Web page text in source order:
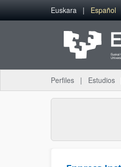
Saltar al contenido principal
Euskara Español
Perfiles Estudios